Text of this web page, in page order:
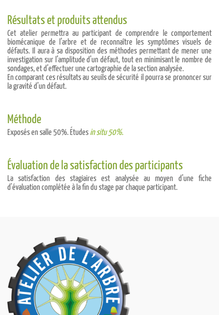
Résultats et produits attendus
Cet atelier permettra au participant de comprendre le comportement
biomécanique de l’arbre et de reconnaître les symptômes visuels de
défauts. Il aura à sa disposition des méthodes permettant de mener une
investigation sur l’amplitude d’un défaut, tout en minimisant le nombre de
sondages, et d’effectuer une cartographie de la section analysée.
En comparant ces résultats au seuils de sécurité il pourra se prononcer sur
la gravité d’un défaut.
Méthode
Exposés en salle 50%. Études in situ 50%.
Évaluation de la satisfaction des participants
La satisfaction des stagiaires est analysée au moyen d’une fiche
d'évaluation complétée à la fin du stage par chaque participant.